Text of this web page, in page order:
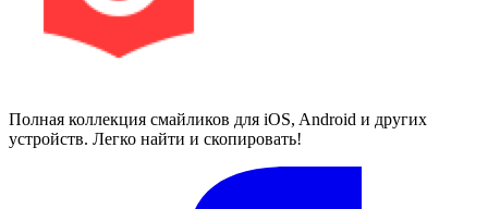
Полная коллекция смайликов для iOS, Android и других
устройств. Легко найти и скопировать!